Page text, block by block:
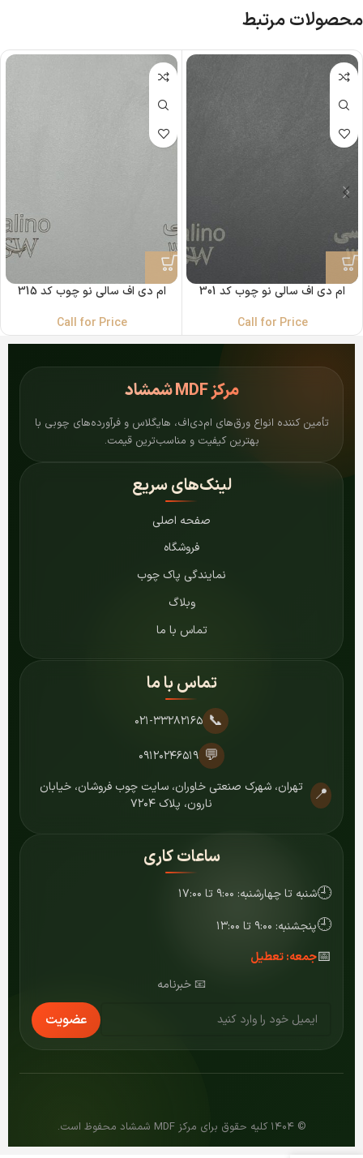
محصولات مرتبط
ام دی اف سالی نو چوب کد 301
Call for Price
ام دی اف سالی نو چوب کد 315
Call for Price
مرکزMDF شمشاد
تأمین کننده انواع ورق‌های ام‌دی‌اف، هایگلاس و فرآورده‌های چوبی با
بهترین کیفیت و مناسب‌ترین قیمت.
لینک‌های سریع
صفحه اصلی
فروشگاه
نمایندگی پاک چوب
وبلاگ
تماس با ما
تماس با ما
📞 ۰۲۱-۳۳۲۸۲۱۶۵
💬 ۰۹۱۲۰۲۴۶۵۱۹
📍
تهران، شهرک صنعتی خاوران، سایت چوب فروشان، خیابان
نارون، پلاک ۷۲۰۴
ساعات کاری
🕘شنبه تا چهارشنبه: ۹:۰۰ تا ۱۷:۰۰
🕘پنجشنبه: ۹:۰۰ تا ۱۳:۰۰
📅جمعه: تعطیل
📧 خبرنامه
عضویت
© ۱۴۰۴ کلیه حقوق برای مرکز MDF شمشاد محفوظ است.